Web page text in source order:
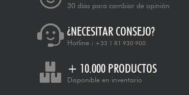
30 días para cambiar de opinión
¿NECESITAR CONSEJO?
Hotline : +33 1 81 930 900
+ 10.000 PRODUCTOS
Disponible en inventario